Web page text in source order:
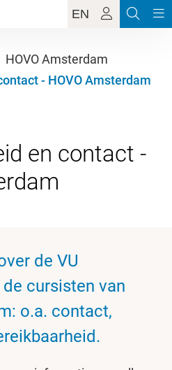
EN
HOVO Amsterdam
- HOVO Amsterdam
en contact -
de VU
cursisten van
o.a. contact,